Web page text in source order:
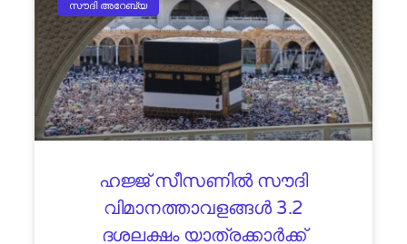
സൗദി അറേബ്യ
ഹജ്ജ് സീസണിൽ സൗദി
വിമാനത്താവളങ്ങൾ 3.2
ദശലക്ഷം യാത്രക്കാർക്ക്